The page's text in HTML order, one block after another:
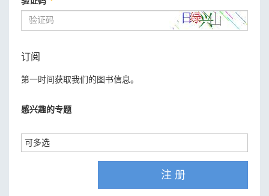
订阅
第一时间获取我们的图书信息。
感兴趣的专题
注 册